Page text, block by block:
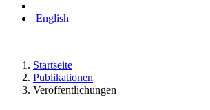
English
Startseite
Publikationen
Veröffentlichungen